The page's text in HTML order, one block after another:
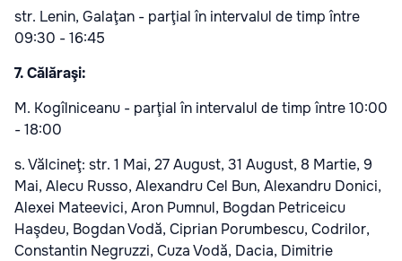
str. Lenin, Galaţan - parţial în intervalul de timp între
09:30 - 16:45
7. Călăraşi:
M. Kogîlniceanu - parţial în intervalul de timp între 10:00
- 18:00
s. Vălcineţ: str. 1 Mai, 27 August, 31 August, 8 Martie, 9
Mai, Alecu Russo, Alexandru Cel Bun, Alexandru Donici,
Alexei Mateevici, Aron Pumnul, Bogdan Petriceicu
Haşdeu, Bogdan Vodă, Ciprian Porumbescu, Codrilor,
Constantin Negruzzi, Cuza Vodă, Dacia, Dimitrie